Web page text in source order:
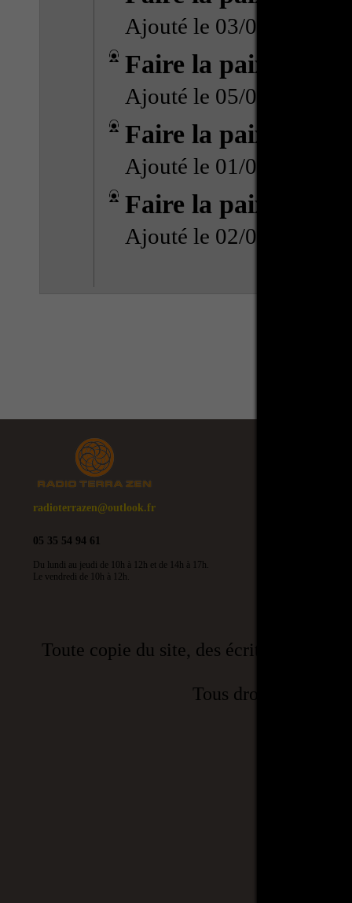
Ajouté le 03/05/2016
Faire la paix avec
Ajouté le 05/04/2016
Faire la paix avec
Ajouté le 01/03/2016
Faire la paix avec
Ajouté le 02/02/2016
radioterrazen@outlook.fr
05 35 54 94 61
Du lundi au jeudi de 10h à 12h et de 14h à 17h.
Le vendredi de 10h à 12h.
Toute copie du site, des écrits, même
Tous droits